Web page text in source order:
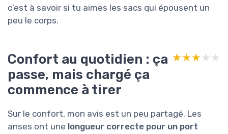
c’est à savoir si tu aimes les sacs qui épousent un
peu le corps.
Confort au quotidien : ça
passe, mais chargé ça
commence à tirer
★★★★★
★★★★★
Sur le confort, mon avis est un peu partagé. Les
anses ont une longueur correcte pour un port